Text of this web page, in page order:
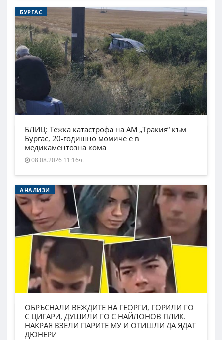
БУРГАС
БЛИЦ: Тежка катастрофа на АМ „Тракия“ към
Бургас, 20-годишно момиче е в
медикаментозна кома
08.08.2026 11:16ч.
АНАЛИЗИ
ОБРЪСНАЛИ ВЕЖДИТЕ НА ГЕОРГИ, ГОРИЛИ ГО
С ЦИГАРИ, ДУШИЛИ ГО С НАЙЛОНОВ ПЛИК.
НАКРАЯ ВЗЕЛИ ПАРИТЕ МУ И ОТИШЛИ ДА ЯДАТ
ДЮНЕРИ